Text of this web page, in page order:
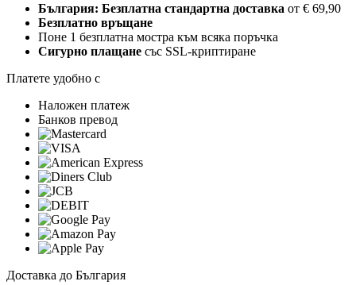
България: Безплатна стандартна доставка от € 69,90
Безплатно връщане
Поне 1 безплатна мостра към всяка поръчка
Сигурно плащане със SSL-криптиране
Платете удобно с
Наложен платеж
Банков превод
Доставка до България